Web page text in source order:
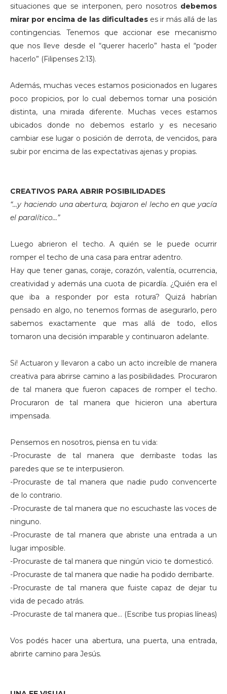
situaciones que se interponen, pero nosotros debemos
mirar por encima de las dificultades es ir más allá de las
contingencias. Tenemos que accionar ese mecanismo
que nos lleve desde el “querer hacerlo” hasta el “poder
hacerlo” (Filipenses 2:13).
Además, muchas veces estamos posicionados en lugares
poco propicios, por lo cual debemos tomar una posición
distinta, una mirada diferente. Muchas veces estamos
ubicados donde no debemos estarlo y es necesario
cambiar ese lugar o posición de derrota, de vencidos, para
subir por encima de las expectativas ajenas y propias.
CREATIVOS PARA ABRIR POSIBILIDADES
“…y haciendo una abertura, bajaron el lecho en que yacía
el paralítico…”
Luego abrieron el techo. A quién se le puede ocurrir
romper el techo de una casa para entrar adentro.
Hay que tener ganas, coraje, corazón, valentía, ocurrencia,
creatividad y además una cuota de picardía. ¿Quién era el
que iba a responder por esta rotura? Quizá habrían
pensado en algo, no tenemos formas de asegurarlo, pero
sabemos exactamente que mas allá de todo, ellos
tomaron una decisión imparable y continuaron adelante.
Si! Actuaron y llevaron a cabo un acto increíble de manera
creativa para abrirse camino a las posibilidades. Procuraron
de tal manera que fueron capaces de romper el techo.
Procuraron de tal manera que hicieron una abertura
impensada.
Pensemos en nosotros, piensa en tu vida:
-Procuraste de tal manera que derribaste todas las
paredes que se te interpusieron.
-Procuraste de tal manera que nadie pudo convencerte
de lo contrario.
-Procuraste de tal manera que no escuchaste las voces de
ninguno.
-Procuraste de tal manera que abriste una entrada a un
lugar imposible.
-Procuraste de tal manera que ningún vicio te domesticó.
-Procuraste de tal manera que nadie ha podido derribarte.
-Procuraste de tal manera que fuiste capaz de dejar tu
vida de pecado atrás.
-Procuraste de tal manera que… (Escribe tus propias líneas)
Vos podés hacer una abertura, una puerta, una entrada,
abrirte camino para Jesús.